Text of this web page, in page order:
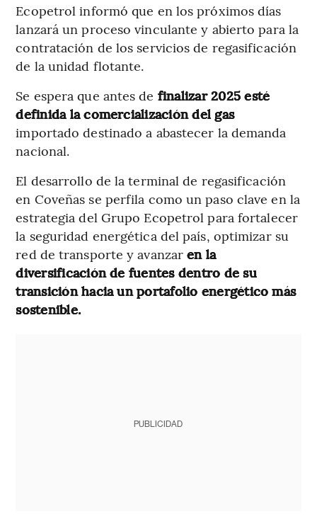
Ecopetrol informó que en los próximos días
lanzará un proceso vinculante y abierto para la
contratación de los servicios de regasificación
de la unidad flotante.
Se espera que antes de finalizar 2025 esté
definida la comercialización del gas
importado destinado a abastecer la demanda
nacional.
El desarrollo de la terminal de regasificación
en Coveñas se perfila como un paso clave en la
estrategia del Grupo Ecopetrol para fortalecer
la seguridad energética del país, optimizar su
red de transporte y avanzaren la
diversificación de fuentes dentro de su
transición hacia un portafolio energético más
sostenible.
PUBLICIDAD